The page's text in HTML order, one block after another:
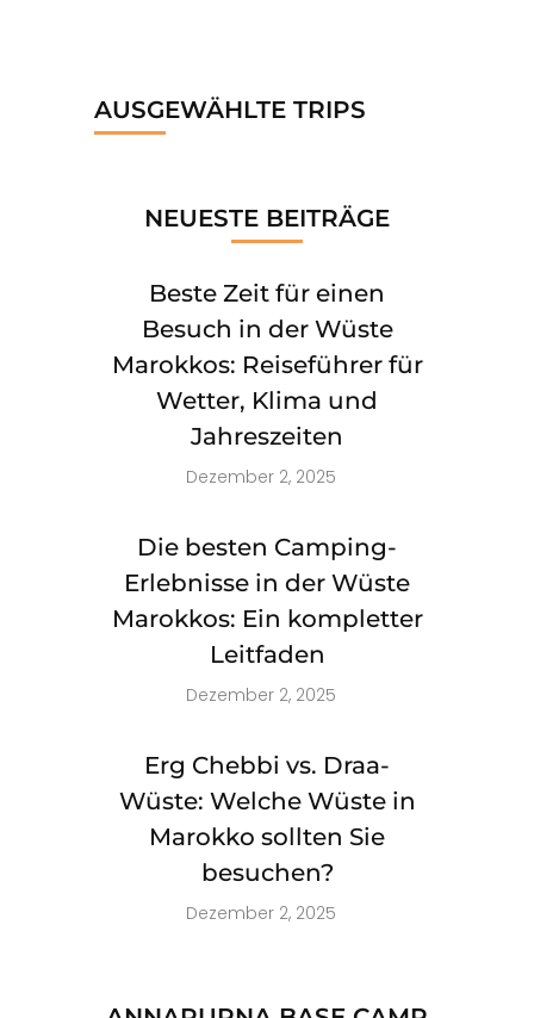
AUSGEWÄHLTE TRIPS
NEUESTE BEITRÄGE
Beste Zeit für einen
Besuch in der Wüste
Marokkos: Reiseführer für
Wetter, Klima und
Jahreszeiten
Dezember 2, 2025
Die besten Camping-
Erlebnisse in der Wüste
Marokkos: Ein kompletter
Leitfaden
Dezember 2, 2025
Erg Chebbi vs. Draa-
Wüste: Welche Wüste in
Marokko sollten Sie
besuchen?
Dezember 2, 2025